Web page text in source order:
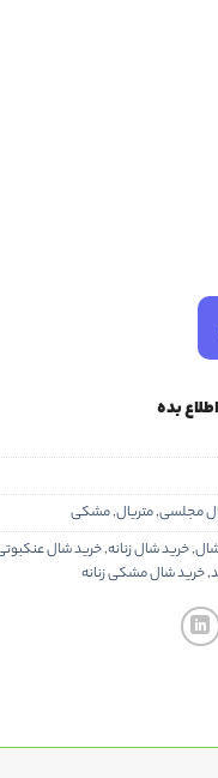
بده
مجلسی,متریال,مشکی
,خرید شال زنانه,خرید شال
,خرید شال مشکی زنانه